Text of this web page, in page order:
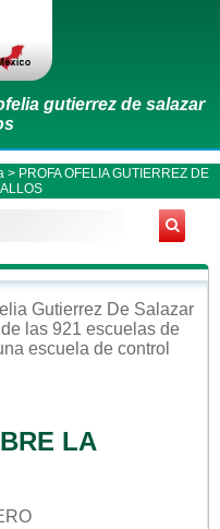
gutierrez de salazar
> PROFA OFELIA GUTIERREZ DE
Gutierrez De Salazar
las 921 escuelas de
escuela de control
LA